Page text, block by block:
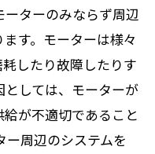
ターのみならず周辺
す。モーターは様々
したり故障したりす
しては、モーターが
が不適切であること
ー周辺のシステムを